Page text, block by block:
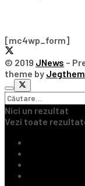
[mc4wp_form]
© 2019 JNews –
theme by
Nici un rezultat
Vezi toate